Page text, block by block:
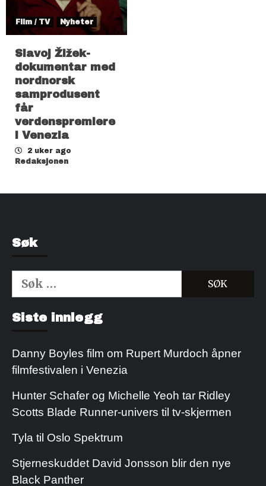
Film / TV Nyheter
Slavoj Žižek-
dokumentar med
nordnorsk
samprodusent
får
verdenspremiere
i Venezia
2 uker ago
Redaksjonen
Søk
Søk
etter:
Siste innlegg
Danny Boyles film om Rupert Murdoch åpner
filmfestivalen i Venezia
Hunter Schafer og Michelle Yeoh tar Ridley
Scotts Blade Runner-univers til tv-skjermen
Tyla til Oslo Spektrum
Stjerneskuddet David Jonsson blir den nye
Black Panther